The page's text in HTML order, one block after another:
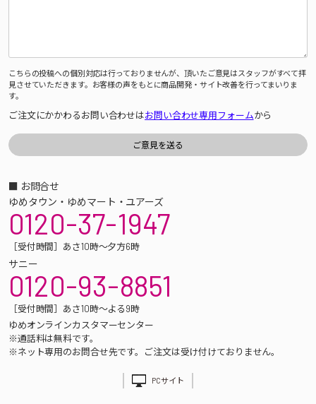
こちらの投稿への個別対応は行っておりませんが、頂いたご意見はスタッフがすべて拝
見させていただきます。お客様の声をもとに商品開発・サイト改善を行ってまいりま
す。
ご注文にかかわるお問い合わせはお問い合わせ専用フォームから
■ お問合せ
ゆめタウン・ゆめマート・ユアーズ
0120-37-1947
［受付時間］あさ10時～夕方6時
サニー
0120-93-8851
［受付時間］あさ10時～よる9時
ゆめオンラインカスタマーセンター
※通話料は無料です。
※ネット専用のお問合せ先です。ご注文は受け付けておりません。
PCサイト